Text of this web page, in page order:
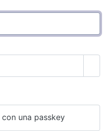
una passkey